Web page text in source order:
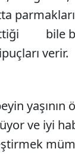
bile
verir.
yaşının
ve iyi